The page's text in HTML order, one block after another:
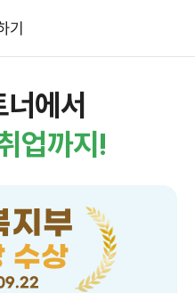
기
에서
업까지!
지부
수상